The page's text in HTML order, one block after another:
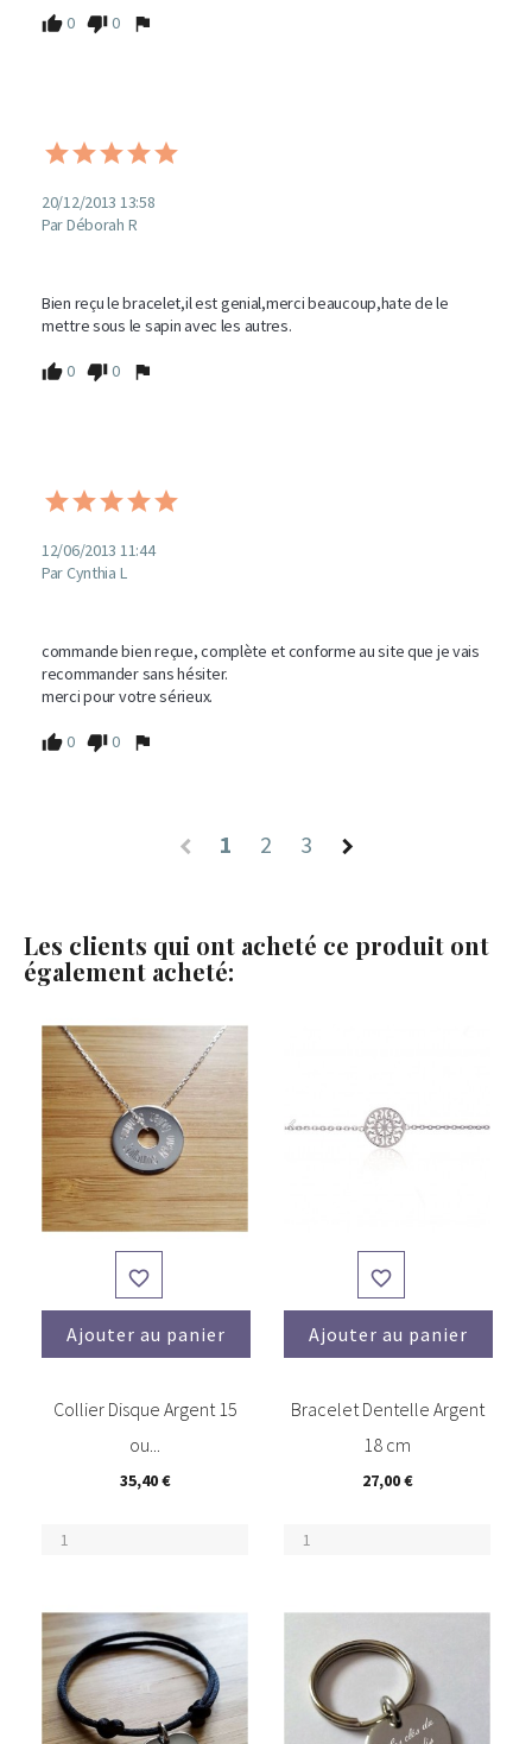
0 0
20/12/2013 13:58
Par Déborah R
Bien reçu le bracelet,il est genial,merci beaucoup,hate de le
mettre sous le sapin avec les autres.
0 0
12/06/2013 11:44
Par Cynthia L
commande bien reçue, complète et conforme au site que je vais
recommander sans hésiter.
merci pour votre sérieux.
0 0
1 2 3
Les clients qui ont acheté ce produit ont
également acheté:

Ajouter au panier
Collier Disque Argent 15
ou...
35,40 €

Ajouter au panier
Bracelet Dentelle Argent
18 cm
27,00 €